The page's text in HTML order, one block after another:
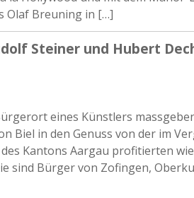
Olaf Breuning in […]
Steiner und Hubert
eines Künstlers
Biel in den Genuss von der im
Kantons Aargau profitierten wie
sind Bürger von Zofingen,